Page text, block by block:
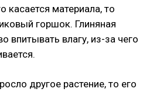
касается материала, то
горшок. Глиняная
впитывать влагу, из-за чего
другое растение, то его